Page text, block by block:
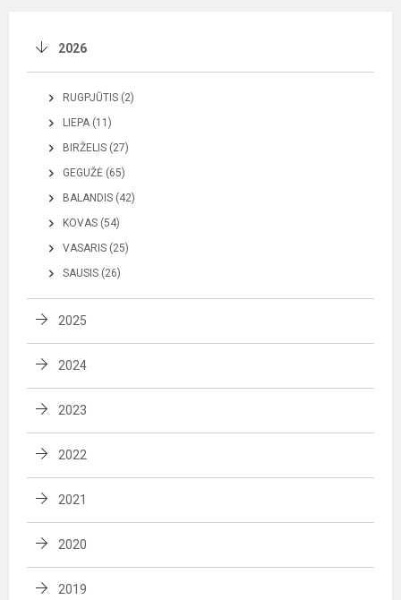
2026
RUGPJŪTIS (2)
LIEPA (11)
BIRŽELIS (27)
GEGUŽĖ (65)
BALANDIS (42)
KOVAS (54)
VASARIS (25)
SAUSIS (26)
2025
2024
2023
2022
2021
2020
2019